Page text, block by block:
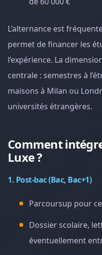
L’alternance est
permet de financer les
l’expérience. La
centrale : semestres à
maisons à Milan ou
universités étrangères.
Comment
Luxe ?
1. Post-bac (Bac, Bac+1)
Parcoursup pour
Dossier scolaire,
éventuellement